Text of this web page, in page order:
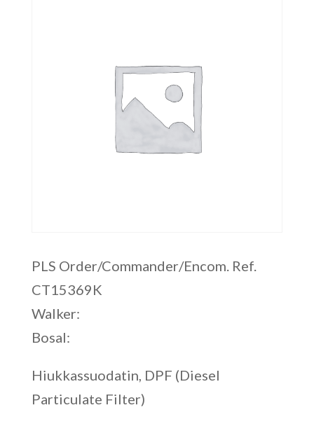
PLS Order/Commander/Encom. Ref.
CT15369K
Walker:
Bosal:
Hiukkassuodatin, DPF (Diesel
Particulate Filter)